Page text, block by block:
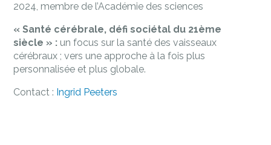
2024, membre de l’Académie des sciences
« Santé cérébrale, défi sociétal du 21ème
siècle » : un focus sur la santé des vaisseaux
cérébraux ; vers une approche à la fois plus
personnalisée et plus globale.
Contact : Ingrid Peeters